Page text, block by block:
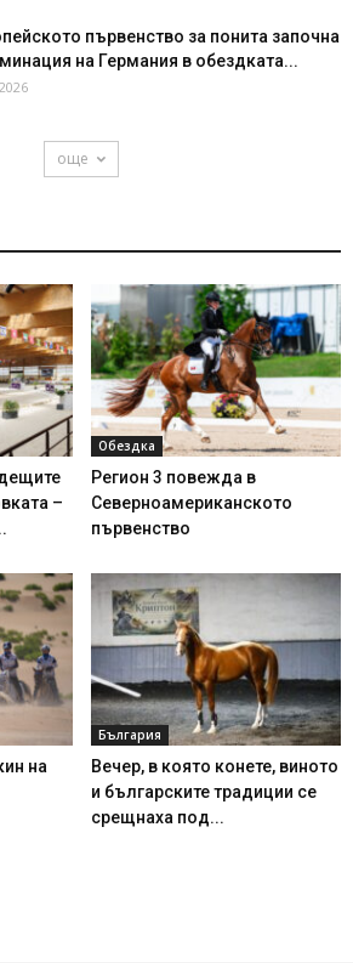
първенство за понита започна
на Германия в обездката...
още
–
Обездка
Регион 3 повежда в
Северноамериканското
първенство
на
България
Вечер, в която конете, виното
и българските традиции се
срещнаха под...